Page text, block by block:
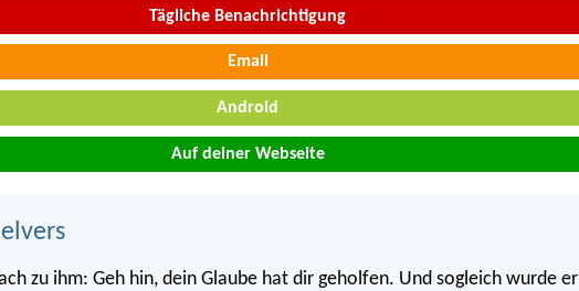
Tägliche Benachrichtigung
Email
Android
Auf deiner Webseite
zu ihm: Geh hin, dein Glaube hat dir geholfen. Und sogleich wurde er